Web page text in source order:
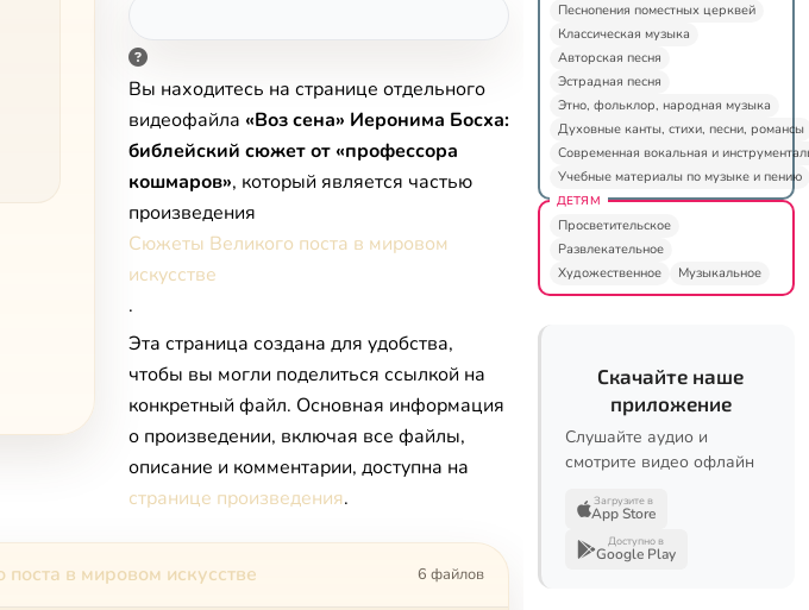
Вы находитесь на странице отдельного
видеофайла «Воз сена» Иеронима Босха:
библейский сюжет от «профессора
кошмаров», который является частью
произведения
Сюжеты Великого поста в мировом
искусстве
.
Эта страница создана для удобства,
чтобы вы могли поделиться ссылкой на
конкретный файл. Основная информация
о произведении, включая все файлы,
описание и комментарии, доступна на
странице произведения.
в мировом искусстве 6 файлов
Песнопения поместных церквей
Классическая музыка
Авторская песня
Эстрадная песня
Этно, фольклор, народная музыка
Духовные канты, стихи, песни, романсы
Современная вокальная и
Учебные материалы по музыке и пению
ДЕТЯМ
Просветительское
Развлекательное
Художественное
Музыкальное
Скачайте наше
приложение
Слушайте аудио и
смотрите видео офлайн
Загрузите в
App Store
Доступно в
Google Play